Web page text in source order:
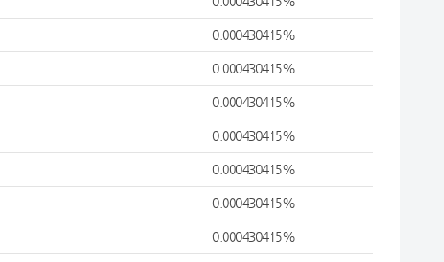
0.000430415%
0.000430415%
0.000430415%
0.000430415%
0.000430415%
0.000430415%
0.000430415%